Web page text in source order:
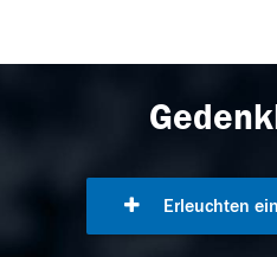
Erleuchten